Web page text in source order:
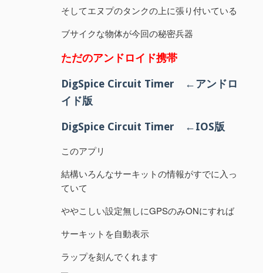
そしてエヌプのタンクの上に張り付いている
ブサイクな物体が今回の秘密兵器
ただのアンドロイド携帯
DigSpice Circuit Timer ←アンドロ
イド版
DigSpice Circuit Timer ←IOS版
このアプリ
結構いろんなサーキットの情報がすでに入っ
ていて
ややこしい設定無しにGPSのみONにすれば
サーキットを自動表示
ラップを刻んでくれます